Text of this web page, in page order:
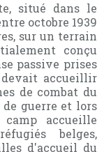
situé dans le
octobre 1939
sur un terrain
conçu
passive prises
accueillir
de combat du
guerre et lors
accueille
belges,
d'accueil du